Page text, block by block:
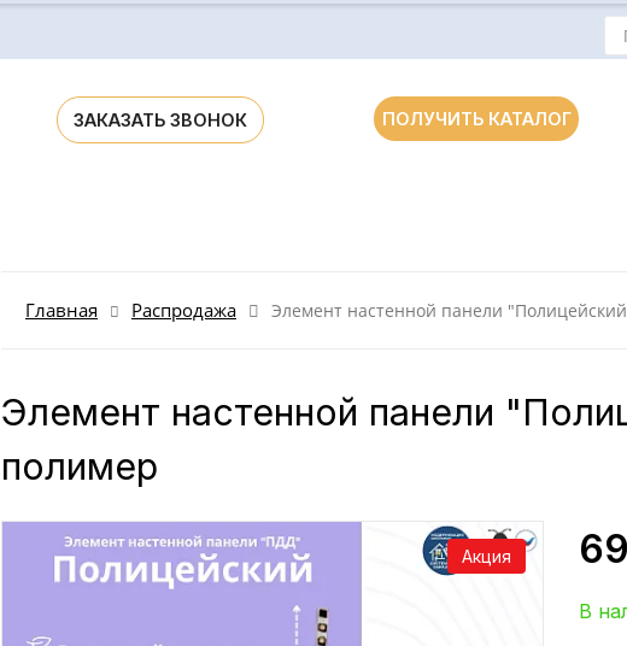
ЗАКАЗАТЬ ЗВОНОК ПОЛУЧИТЬ КАТАЛОГ
Главная Распродажа Элемент настенной панели
Элемент настенной панели
полимер
Акция
В